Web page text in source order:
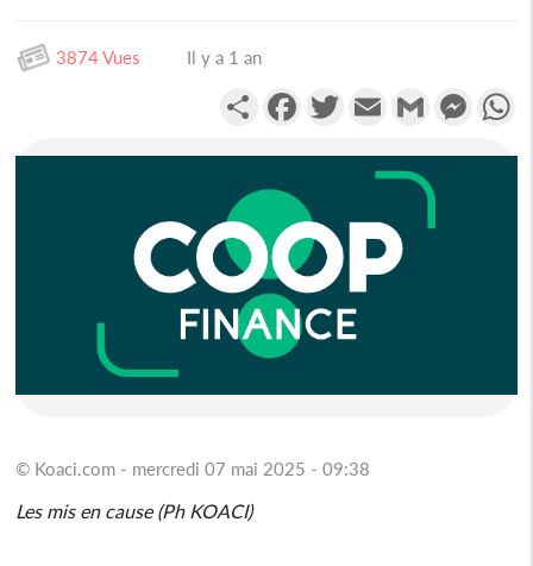
3874 Vues Il y a 1 an
PartagerFacebookTwitterEmail Gmail
© Koaci.com - mercredi 07 mai 2025 - 09:38
Les mis en cause (Ph KOACI)